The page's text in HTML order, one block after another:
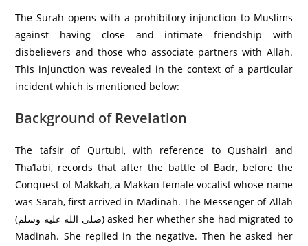
The Surah opens with a prohibitory injunction to Muslims
against having close and intimate friendship with
disbelievers and those who associate partners with Allah.
This injunction was revealed in the context of a particular
incident which is mentioned below:
Background of Revelation
The tafsir of Qurtubi, with reference to Qushairi and
Tha’labi, records that after the battle of Badr, before the
Conquest of Makkah, a Makkan female vocalist whose name
was Sarah, first arrived in Madinah. The Messenger of Allah
(صلى الله عليه وسلم) asked her whether she had migrated to
Madinah. She replied in the negative. Then he asked her